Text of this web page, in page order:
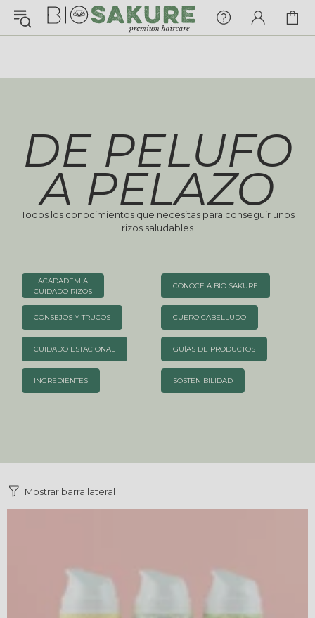
¡Konnichiwa!
FAQs View All
Pedidos
Pagos
DE PELUFO
A PELAZO
Todos los conocimientos que necesitas para conseguir unos
rizos saludables
ACADADEMIA
CUIDADO RIZOS
CONOCE A BIO SAKURE
CONSEJOS Y TRUCOS CUERO CABELLUDO
CUIDADO ESTACIONAL GUÍAS DE PRODUCTOS
INGREDIENTES SOSTENIBILIDAD
Mostrar barra lateral